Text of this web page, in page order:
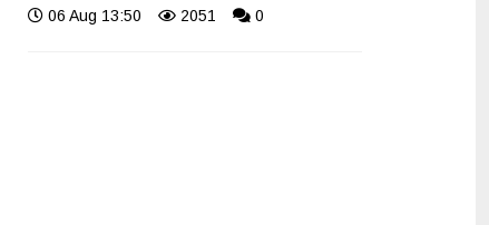
06 Aug 13:50 2051 0